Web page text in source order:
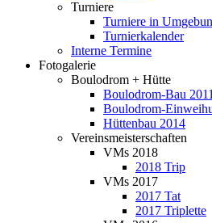
Turniere
Turniere in
Turnierkalender
Interne Termine
Fotogalerie
Boulodrom + Hütte
Boulodrom-Bau 2011
Boulodrom-
Hüttenbau 2014
Vereinsmeisterschaften
VMs 2018
2018 Trip
VMs 2017
2017 Tat
2017 Triplette